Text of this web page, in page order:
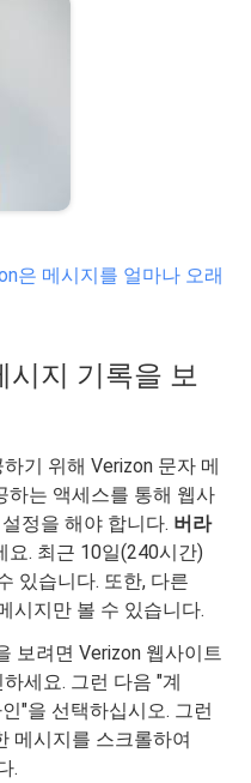
은 메시지를 얼마나 오래
시지 기록을 보
기 위해 Verizon 문자 메
하는 액세스를 통해 웹사
정을 해야 합니다. 버라
요. 최근 10일(240시간)
있습니다. 또한, 다른
시지만 볼 수 있습니다.
보려면 Verizon 웹사이트
세요. 그런 다음 "계
"을 선택하십시오. 그런
메시지를 스크롤하여
.